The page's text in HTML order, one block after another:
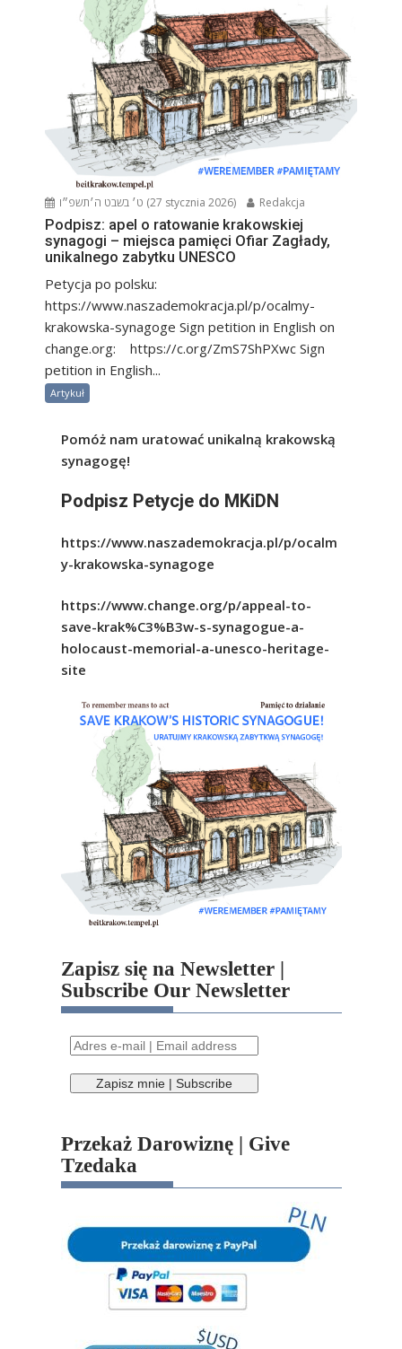
ט׳ בשבט ה׳תשפ״ו (27 stycznia 2026) Redakcja
Podpisz: apel o ratowanie krakowskiej
synagogi – miejsca pamięci Ofiar Zagłady,
unikalnego zabytku UNESCO
Petycja po polsku:
https://www.naszademokracja.pl/p/ocalmy-
krakowska-synagoge Sign petition in English on
change.org: https://c.org/ZmS7ShPXwc Sign
petition in English...
Artykuł
Pomóż nam uratować unikalną krakowską
synagogę!
Podpisz Petycje do MKiDN
https://www.naszademokracja.pl/p/ocalm
y-krakowska-synagoge
https://www.change.org/p/appeal-to-
save-krak%C3%B3w-s-synagogue-a-
holocaust-memorial-a-unesco-heritage-
site
Zapisz się na Newsletter |
Subscribe Our Newsletter
Przekaż Darowiznę | Give
Tzedaka